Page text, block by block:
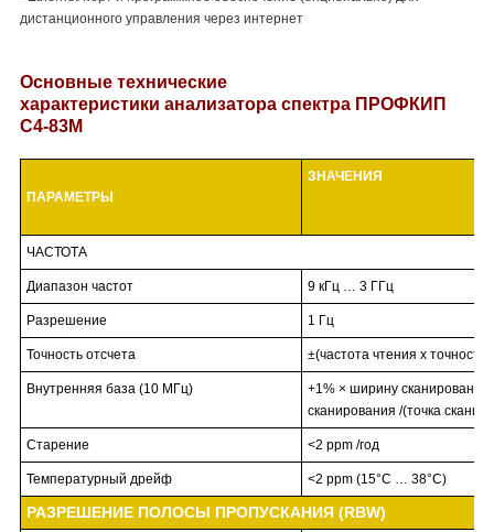
дистанционного управления через интернет
Основные технические
характеристики анализатора спектра ПРОФКИП
С4-83М
ПАРАМЕТРЫ
ЗНАЧЕНИЯ
ЧАСТОТА
Диапазон частот 9 кГц … 3 ГГц
Разрешение 1 Гц
Точность отсчета ±(частота чтения х
Внутренняя база (10 МГц)
+1% × ширину
сканирования /(точка
Старение <2 ppm /год
Температурный дрейф <2 ppm (15°С … 38°С)
РАЗРЕШЕНИЕ ПОЛОСЫ ПРОПУСКАНИЯ (RBW)